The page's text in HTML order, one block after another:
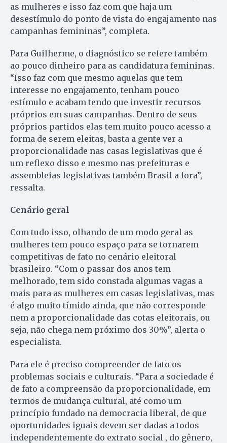
as mulheres e isso faz com que haja um
desestímulo do ponto de vista do engajamento nas
campanhas femininas”, completa.
Para Guilherme, o diagnóstico se refere também
ao pouco dinheiro para as candidatura femininas.
“Isso faz com que mesmo aquelas que tem
interesse no engajamento, tenham pouco
estímulo e acabam tendo que investir recursos
próprios em suas campanhas. Dentro de seus
próprios partidos elas tem muito pouco acesso a
forma de serem eleitas, basta a gente ver a
proporcionalidade nas casas legislativas que é
um reflexo disso e mesmo nas prefeituras e
assembleias legislativas também Brasil a fora”,
ressalta.
Cenário geral
Com tudo isso, olhando de um modo geral as
mulheres tem pouco espaço para se tornarem
competitivas de fato no cenário eleitoral
brasileiro. “Com o passar dos anos tem
melhorado, tem sido constada algumas vagas a
mais para as mulheres em casas legislativas, mas
é algo muito tímido ainda, que não corresponde
nem a proporcionalidade das cotas eleitorais, ou
seja, não chega nem próximo dos 30%”, alerta o
especialista.
Para ele é preciso compreender de fato os
problemas sociais e culturais. “Para a sociedade é
de fato a compreensão da proporcionalidade, em
termos de mudança cultural, até como um
princípio fundado na democracia liberal, de que
oportunidades iguais devem ser dadas a todos
independentemente do extrato social , do gênero,